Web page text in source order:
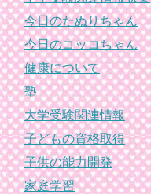
今日のたぬりちゃん
今日のコッコちゃん
健康について
塾
大学受験関連情報
子どもの資格取得
子供の能力開発
家庭学習